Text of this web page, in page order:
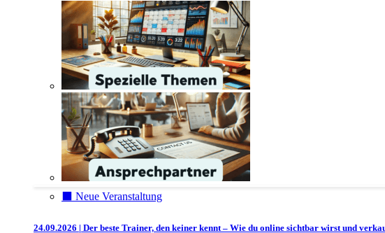
⬛️ Neue Veranstaltung
24.09.2026 | Der beste Trainer, den keiner kennt – Wie du online sichtbar wirst und